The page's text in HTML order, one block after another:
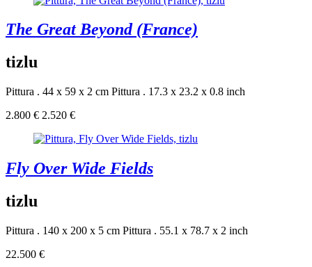
The Great Beyond (France)
tizlu
Pittura . 44 x 59 x 2 cm Pittura . 17.3 x 23.2 x 0.8 inch
2.800 € 2.520 €
Fly Over Wide Fields
tizlu
Pittura . 140 x 200 x 5 cm Pittura . 55.1 x 78.7 x 2 inch
22.500 €